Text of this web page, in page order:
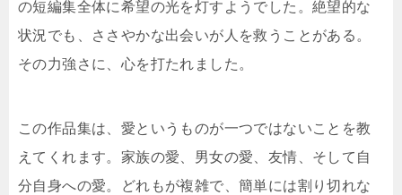
の短編集全体に希望の光を灯すようでした。絶望的な
状況でも、ささやかな出会いが人を救うことがある。
その力強さに、心を打たれました。
この作品集は、愛というものが一つではないことを教
えてくれます。家族の愛、男女の愛、友情、そして自
分自身への愛。どれもが複雑で、簡単には割り切れな